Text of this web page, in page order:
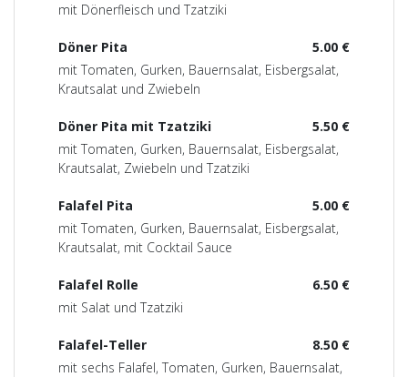
mit Dönerfleisch und Tzatziki
5.00 €
Döner Pita
mit Tomaten, Gurken, Bauernsalat, Eisbergsalat,
Krautsalat und Zwiebeln
5.50 €
Döner Pita mit Tzatziki
mit Tomaten, Gurken, Bauernsalat, Eisbergsalat,
Krautsalat, Zwiebeln und Tzatziki
5.00 €
Falafel Pita
mit Tomaten, Gurken, Bauernsalat, Eisbergsalat,
Krautsalat, mit Cocktail Sauce
6.50 €
Falafel Rolle
mit Salat und Tzatziki
8.50 €
Falafel-Teller
mit sechs Falafel, Tomaten, Gurken, Bauernsalat,